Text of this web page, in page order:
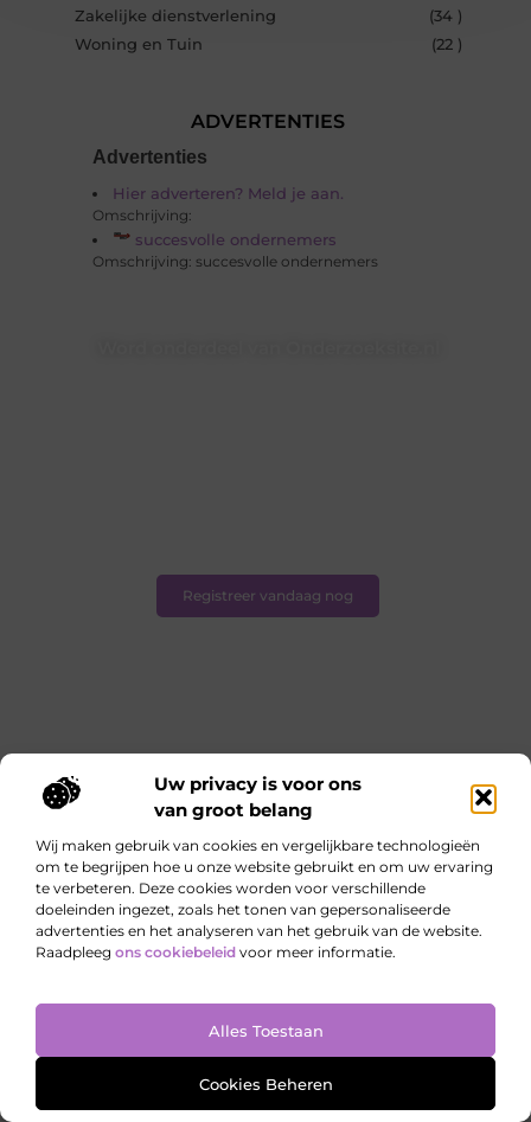
Uw privacy is voor ons
van groot belang
Wij maken gebruik van cookies en vergelijkbare technologieën
om te begrijpen hoe u onze website gebruikt en om uw ervaring
te verbeteren. Deze cookies worden voor verschillende
doeleinden ingezet, zoals het tonen van gepersonaliseerde
advertenties en het analyseren van het gebruik van de website.
Raadpleeg ons cookiebeleid voor meer informatie.
Alles Toestaan
Cookies Beheren
Zakelijke dienstverlening
(34 )
Woning en Tuin
(22 )
ADVERTENTIES
Advertenties
Hier adverteren? Meld je aan.
Omschrijving:
succesvolle ondernemers
Omschrijving: succesvolle ondernemers
Registreer vandaag nog
voor groei,ontdekking en diepgang
Ontdek wie wij zijn, wat ons drijft en waarom we
deze inspirerende plek hebben gecreëerd. Onze
missie is helder: inzicht en inspiratie bieden door
van authentieke verhalen die het dagelijks leven